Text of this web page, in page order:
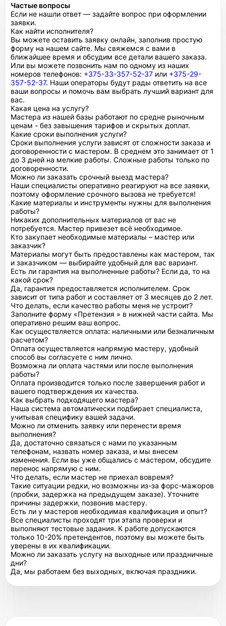
Частые вопросы
Если не нашли ответ — задайте вопрос при оформлении
заявки.
Как найти исполнителя?
Вы можете оставить заявку онлайн, заполнив простую
форму на нашем сайте. Мы свяжемся с вами в
ближайшее время и обсудим все детали вашего заказа.
Или вы можете позвонить нам по одному из наших
номеров телефонов: +375-33-357-52-37 или +375-29-
357-52-37. Наши операторы будут рады ответить на все
ваши вопросы и помочь вам выбрать лучший вариант для
вас.
Какая цена на услугу?
Мастера из нашей базы работают по средне рыночным
ценам - без завышения тарифов и скрытых доплат.
Какие сроки выполнения услуги?
Сроки выполнения услуги зависят от сложности заказа и
договоренности с мастером. В среднем это занимает от 1
до 3 дней на мелкие работы. Сложные работы только по
договоренности.
Можно ли заказать срочный выезд мастера?
Наши специалисты оперативно реагируют на все заявки,
поэтому оформление срочного вызова не требуется!
Какие материалы и инструменты нужны для выполнения
работы?
Никаких дополнительных материалов от вас не
потребуется. Мастер привезет всё необходимое.
Кто закупает необходимые материалы – мастер или
заказчик?
Материалы могут быть предоставлены как мастером, так
и заказчиком — выбирайте удобный для вас вариант.
Есть ли гарантия на выполненные работы? Если да, то на
какой срок?
Да, гарантия предоставляется исполнителем. Срок
зависит от типа работ и составляет от 3 месяцев до 2 лет.
Что делать, если качество работы меня не устроит?
Заполните форму «Претензия » в нижней части сайта. Мы
оперативно решим ваш вопрос.
Как осуществляется оплата: наличными или безналичным
расчетом?
Оплата осуществляется напрямую мастеру, удобный
способ вы согласуете с ним лично.
Возможна ли оплата частями или после выполнения
работы?
Оплата производится только после завершения работ и
вашего подтверждения их качества.
Как выбрать подходящего мастера?
Наша система автоматически подбирает специалиста,
учитывая специфику вашей задачи.
Можно ли отменить заявку или перенести время
выполнения?
Да, достаточно связаться с нами по указанным
телефонам, назвать номер заказа, и мы внесем
изменения. Если вы уже общались с мастером, обсудите
перенос напрямую с ним.
Что делать, если мастер не приехал вовремя?
Такие ситуации редки, но возможны из-за форс-мажоров
(пробки, задержка на предыдущем заказе). Уточните
причины задержки, позвонив мастеру.
Есть ли у мастеров необходимая квалификация и опыт?
Все специалисты проходят три этапа проверки и
выполняют тестовые задания. К работе допускаются
только 10-20% претендентов, поэтому вы можете быть
уверены в их квалификации.
Можно ли заказать услугу на выходные или праздничные
дни?
Да, мы работаем без выходных, включая праздники.